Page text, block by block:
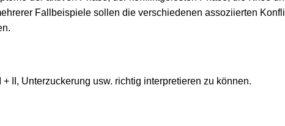
Fallbeispiele sollen die verschiedenen assoziierten
II, Unterzuckerung usw. richtig interpretieren zu können.